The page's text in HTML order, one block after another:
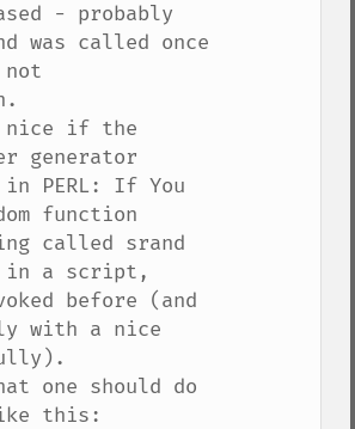
- probably
was called once
nice if the
generator
PERL: If You
function
called srand
in a script,
before (and
with a nice
one should do
this: